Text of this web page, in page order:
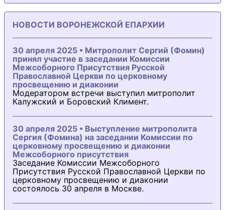
НОВОСТИ ВОРОНЕЖСКОЙ ЕПАРХИИ
30 апреля 2025 • Митрополит Сергий (Фомин)
принял участие в заседании Комиссии
Межсоборного Присутствия Русской
Православной Церкви по церковному
просвещению и диаконии
Модератором встречи выступил митрополит
Калужский и Боровский Климент.
30 апреля 2025 • Выступление митрополита
Сергия (Фомина) на заседании Комиссии по
церковному просвещению и диаконии
Межсоборного присутствия
Заседание Комиссии Межсоборного
Присутствия Русской Православной Церкви по
церковному просвещению и диаконии
состоялось 30 апреля в Москве.